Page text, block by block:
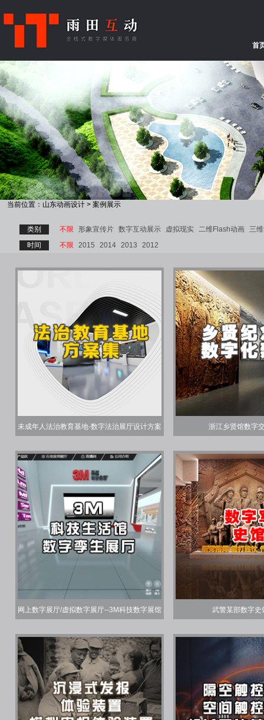
首
当前位置： 山东动画设计 > 案例展示
类别 不限 形象宣传片 数字互动展示 虚拟现实 二维Flash动画
三
时间
不限 2015 2014 2013 2012
未成年人法治教育基地-数字法治展厅设计方案 浙江乡贤馆数字
网上数字展厅/虚拟数字展厅--3M科技数字展馆 武警某部数字史